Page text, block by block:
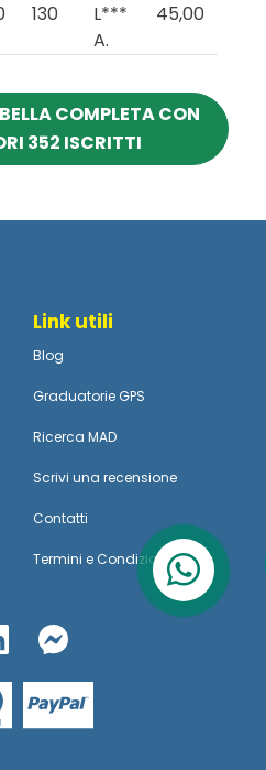
130
L***
A.
45,00
COMPLETA CON
352 ISCRITTI
Link utili
Blog
Graduatorie GPS
Ricerca MAD
Scrivi una recensione
Contatti
Termini e Condizioni